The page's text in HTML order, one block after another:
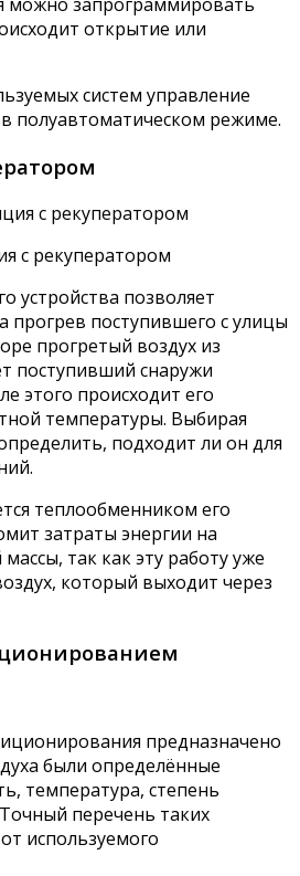
открытие или
систем управление
полуавтоматическом режиме.
с рекуператором
устройства позволяет
прогрев поступившего с улицы
прогретый воздух из
поступивший снаружи
этого происходит его
температуры. Выбирая
подходит ли он для
теплообменником его
затраты энергии на
так как эту работу уже
который выходит через
предназначено
были определённые
температура, степень
перечень таких
используемого